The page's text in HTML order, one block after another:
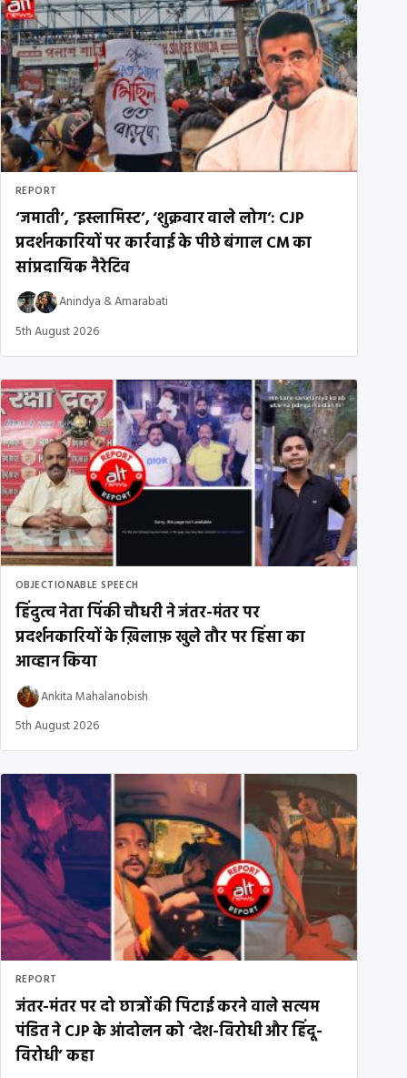
REPORT
‘जमाती’, ‘इस्लामिस्ट’, ‘शुक्रवार वाले लोग’: CJP
प्रदर्शनकारियों पर कार्रवाई के पीछे बंगाल CM का
सांप्रदायिक नैरेटिव
Anindya &Amarabati
5th August 2026
OBJECTIONABLE SPEECH
हिंदुत्व नेता पिंकी चौधरी ने जंतर-मंतर पर
प्रदर्शनकारियों के ख़िलाफ़ खुले तौर पर हिंसा का
आव्हान किया
Ankita Mahalanobish
5th August 2026
REPORT
जंतर-मंतर पर दो छात्रों की पिटाई करने वाले सत्यम
पंडित ने CJP के आंदोलन को ‘देश-विरोधी और हिंदू-
विरोधी’ कहा